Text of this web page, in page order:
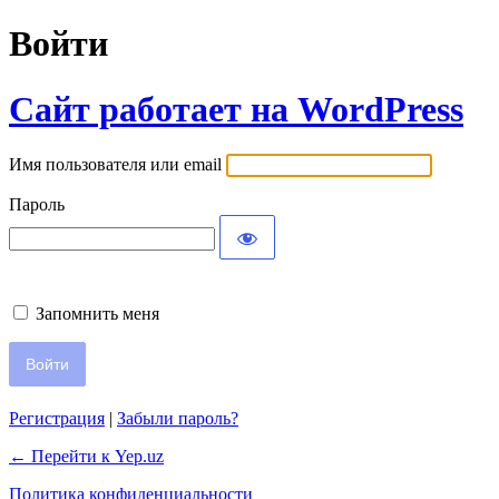
Войти
Сайт работает на WordPress
Имя пользователя или email
Пароль
Запомнить меня
Регистрация | Забыли пароль?
← Перейти к Yep.uz
Политика конфиденциальности